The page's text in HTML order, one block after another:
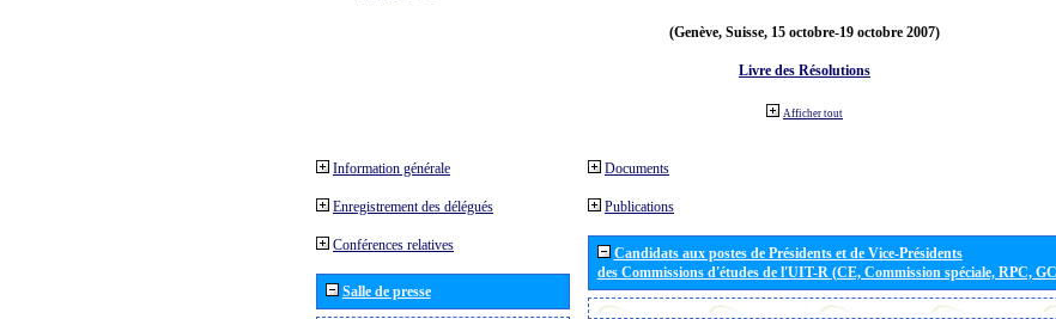
(Genève, Suisse, 15 octobre-19 octobre 2007)
Livre des Résolutions
Afficher tout
Information générale
Enregistrement des délégués
Conférences relatives
Salle de presse
Documents
Publications
Candidats aux postes de Présidents et de Vice-Présidents
des Commissions d'études de l'UIT-R (CE, Commission spéciale, RPC,